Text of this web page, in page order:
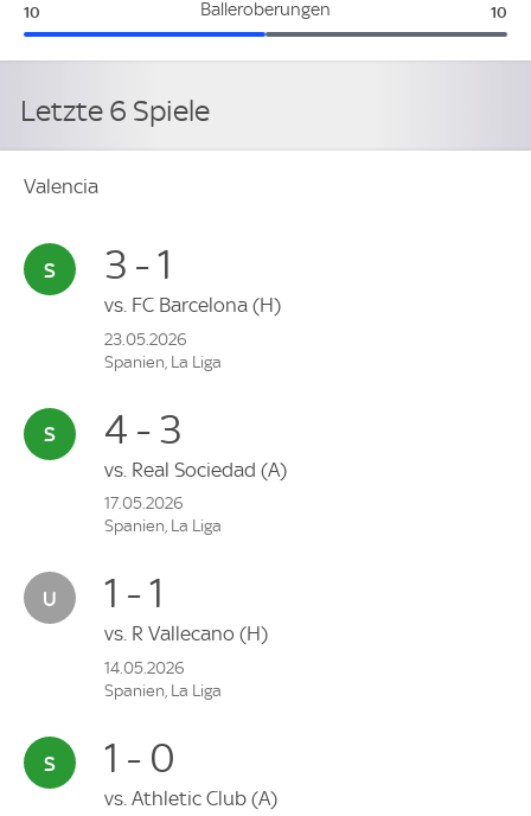
Balleroberungen
Valencia:
10 10
Letzte 6 Spiele
Valencia
3 - 1
vs. FC Barcelona (H)
23.05.2026
Spanien, La Liga
4 - 3
vs. Real Sociedad (A)
17.05.2026
Spanien, La Liga
1 - 1
vs. R Vallecano (H)
14.05.2026
Spanien, La Liga
1 - 0
vs. Athletic Club (A)